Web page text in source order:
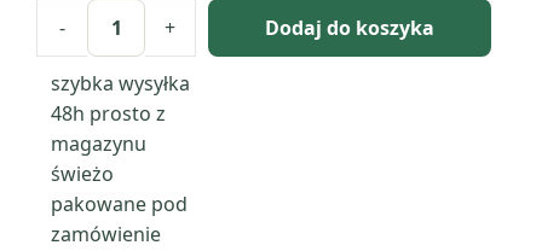
- + Dodaj do koszyka
szybka wysyłka
48h prosto z
magazynu
świeżo
pakowane pod
zamówienie